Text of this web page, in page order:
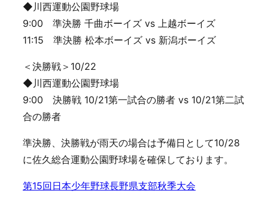
◆川西運動公園野球場
9:00 準決勝 千曲ボーイズ vs 上越ボーイズ
11:15 準決勝 松本ボーイズ vs 新潟ボーイズ
＜決勝戦＞10/22
◆川西運動公園野球場
9:00 決勝戦 10/21第一試合の勝者 vs 10/21第二試
合の勝者
準決勝、決勝戦が雨天の場合は予備日として10/28
に佐久総合運動公園野球場を確保しております。
第15回日本少年野球長野県支部秋季大会